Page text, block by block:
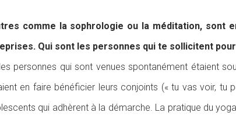
comme la sophrologie ou la méditation, sont
Qui sont les personnes qui te sollicitent
personnes qui sont venues spontanément étaient
en faire bénéficier leurs conjoints (« tu vas voir, tu
qui adhèrent à la démarche. La pratique du